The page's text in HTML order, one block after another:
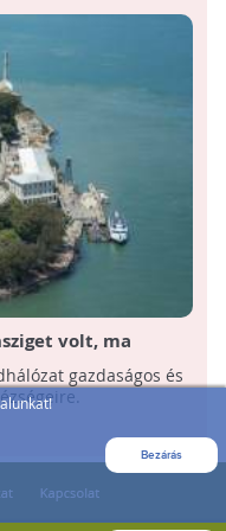
Bezárás
volt, ma
gazdaságos és